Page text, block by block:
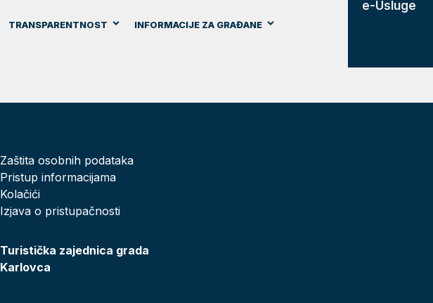
TRANSPARENTNOST
INFORMACIJE ZA GRAĐANE
e-Usluge
Zaštita osobnih podataka
Pristup informacijama
Kolačići
Izjava o pristupačnosti
Turistička zajednica grada
Karlovca